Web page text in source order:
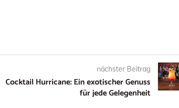
nächster Beitrag
Cocktail Hurricane: Ein exotischer Genuss
für jede Gelegenheit